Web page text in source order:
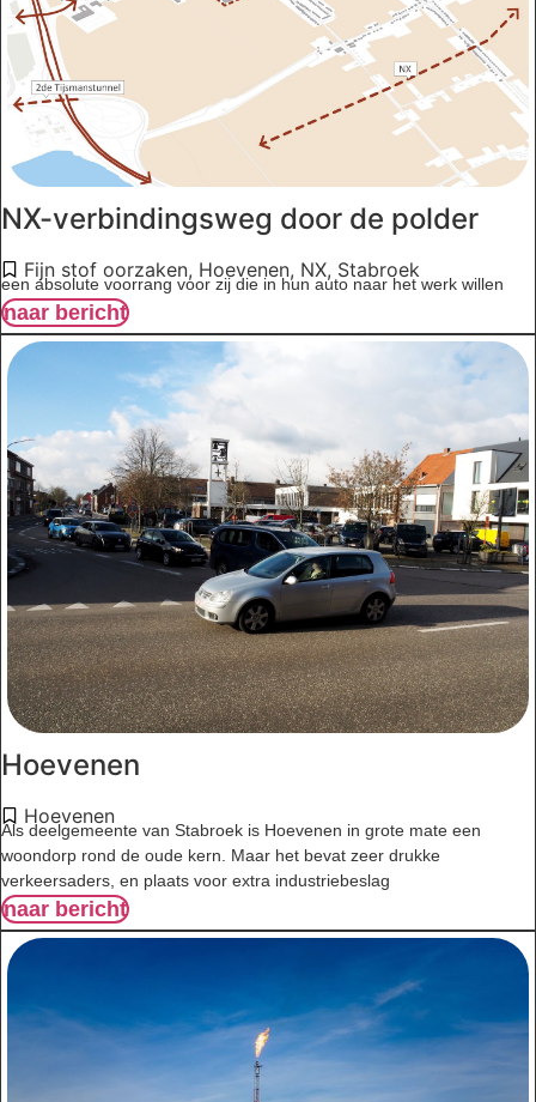
NX-verbindingsweg door de polder
Fijn stof oorzaken, Hoevenen, NX, Stabroek
een absolute voorrang voor zij die in hun auto naar het werk willen
naar bericht
Hoevenen
Hoevenen
Als deelgemeente van Stabroek is Hoevenen in grote mate een
woondorp rond de oude kern. Maar het bevat zeer drukke
verkeersaders, en plaats voor extra industriebeslag
naar bericht